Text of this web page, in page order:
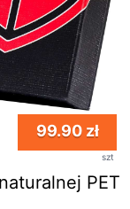
99.90 zł
szt